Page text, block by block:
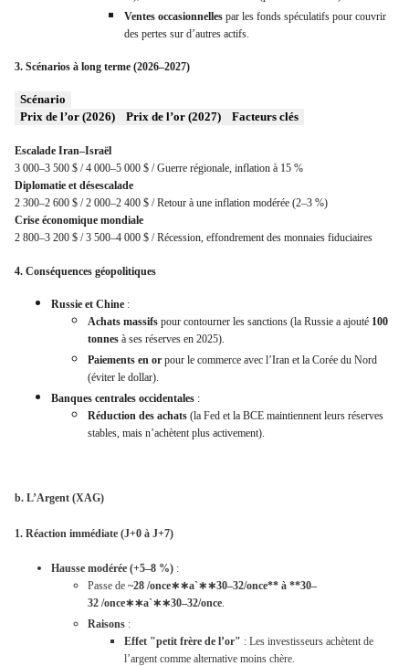
Ventes occasionnelles par les fonds spéculatifs pour couvrir
des pertes sur d’autres actifs.
3. Scénarios à long terme (2026–2027)
Scénario
Prix de l’or (2026)
Prix de l’or (2027) Facteurs clés
Escalade Iran–Israël
3 000–3 500 $ /4 000–5 000 $ /Guerre régionale, inflation à 15 %
Diplomatie et désescalade
2 300–2 600 $ /2 000–2 400 $ /Retour à une inflation modérée (2–3 %)
Crise économique mondiale
2 800–3 200 $ /3 500–4 000 $ /Récession, effondrement des monnaies fiduciaires
4. Conséquences géopolitiques
Russie et Chine :
Achats massifs pour contourner les sanctions (la Russie a ajouté 100
tonnes à ses réserves en 2025).
Paiements en or pour le commerce avec l’Iran et la Corée du Nord
(éviter le dollar).
Banques centrales occidentales :
Réduction des achats (la Fed et la BCE maintiennent leurs réserves
stables, mais n’achètent plus activement).
b. L’Argent (XAG)
1. Réaction immédiate (J+0 à J+7)
Hausse modérée (+5–8 %) :
Passe de ~28 /once∗∗aˋ∗∗30–32/once** à **30–
32 /once∗∗aˋ∗∗30–32/once
Raisons :
Effet "petit frère de l’or" : Les investisseurs achètent de
l’argent comme alternative moins chère.